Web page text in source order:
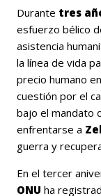
Durante tres
esfuerzo bélico
asistencia
la línea de vida
precio humano
cuestión por el
bajo el mandato
enfrentarse a
guerra y
En el tercer
ONU ha